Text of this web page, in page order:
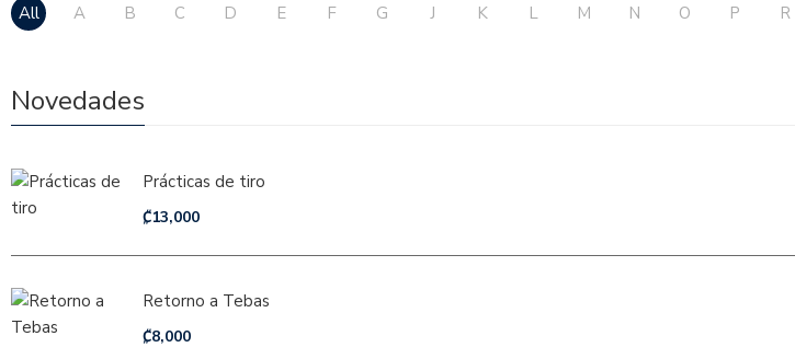
All A B C D E F G J K L M N O P R
Novedades
Prácticas de tiro
₡13,000
Retorno a Tebas
₡8,000